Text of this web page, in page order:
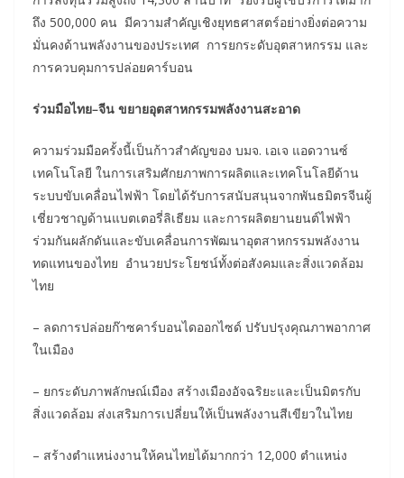
ถึง 500,000 คน มีความสำคัญเชิงยุทธศาสตร์อย่างยิ่งต่อความ
มั่นคงด้านพลังงานของประเทศ การยกระดับอุตสาหกรรม และ
การควบคุมการปล่อยคาร์บอน
ร่วมมือไทย–จีน ขยายอุตสาหกรรมพลังงานสะอาด
ความร่วมมือครั้งนี้เป็นก้าวสำคัญของ บมจ. เอเจ แอดวานซ์
เทคโนโลยี ในการเสริมศักยภาพการผลิตและเทคโนโลยีด้าน
ระบบขับเคลื่อนไฟฟ้า โดยได้รับการสนับสนุนจากพันธมิตรจีนผู้
เชี่ยวชาญด้านแบตเตอรี่ลิเธียม และการผลิตยานยนต์ไฟฟ้า
ร่วมกันผลักดันและขับเคลื่อนการพัฒนาอุตสาหกรรมพลังงาน
ทดแทนของไทย อำนวยประโยชน์ทั้งต่อสังคมและสิ่งแวดล้อม
ไทย
– ลดการปล่อยก๊าซคาร์บอนไดออกไซด์ ปรับปรุงคุณภาพอากาศ
ในเมือง
– ยกระดับภาพลักษณ์เมือง สร้างเมืองอัจฉริยะและเป็นมิตรกับ
สิ่งแวดล้อม ส่งเสริมการเปลี่ยนให้เป็นพลังงานสีเขียวในไทย
– สร้างตำแหน่งงานให้คนไทยได้มากกว่า 12,000 ตำแหน่ง